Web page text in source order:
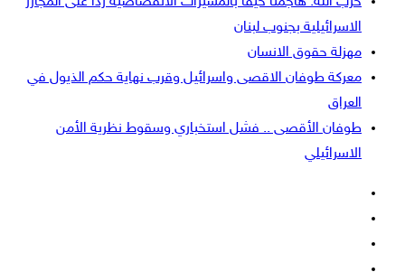
الاسرائيلية بجنوب لبنان
مهزلة حقوق الانسان
معركة طوفان الاقصى واسرائيل وقرب نهاية حكم الذيول في
العراق
طوفان الأقصى .. فشل استخباري وسقوط نظرية الأمن
الاسرائيلي